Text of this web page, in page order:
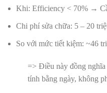
Khi: Efficiency < 70% →
Chi phí sửa chữa: 5 – 20
So với mức tiết kiệm: ~46
=> Điều này đồng
tính bằng ngày, không